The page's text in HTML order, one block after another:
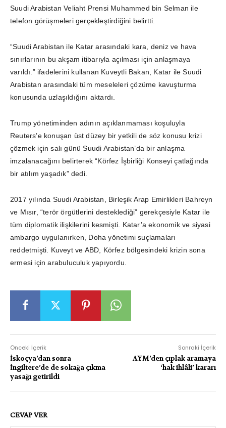
Suudi Arabistan Veliaht Prensi Muhammed bin Selman ile
telefon görüşmeleri gerçekleştirdiğini belirtti.
“Suudi Arabistan ile Katar arasındaki kara, deniz ve hava
sınırlarının bu akşam itibarıyla açılması için anlaşmaya
varıldı.” ifadelerini kullanan Kuveytli Bakan, Katar ile Suudi
Arabistan arasındaki tüm meseleleri çözüme kavuşturma
konusunda uzlaşıldığını aktardı.
Trump yönetiminden adının açıklanmaması koşuluyla
Reuters’e konuşan üst düzey bir yetkili de söz konusu krizi
çözmek için salı günü Suudi Arabistan’da bir anlaşma
imzalanacağını belirterek “Körfez İşbirliği Konseyi çatlağında
bir atılım yaşadık” dedi.
2017 yılında Suudi Arabistan, Birleşik Arap Emirlikleri Bahreyn
ve Mısır, “terör örgütlerini desteklediği” gerekçesiyle Katar ile
tüm diplomatik ilişkilerini kesmişti. Katar’a ekonomik ve siyasi
ambargo uygulanırken, Doha yönetimi suçlamaları
reddetmişti. Kuveyt ve ABD, Körfez bölgesindeki krizin sona
ermesi için arabuluculuk yapıyordu.
Önceki İçerik
İskoçya’dan sonra
İngiltere’de de sokağa çıkma
yasağı getirildi
Sonraki İçerik
AYM’den çıplak aramaya
‘hak ihlâli’ kararı
CEVAP VER